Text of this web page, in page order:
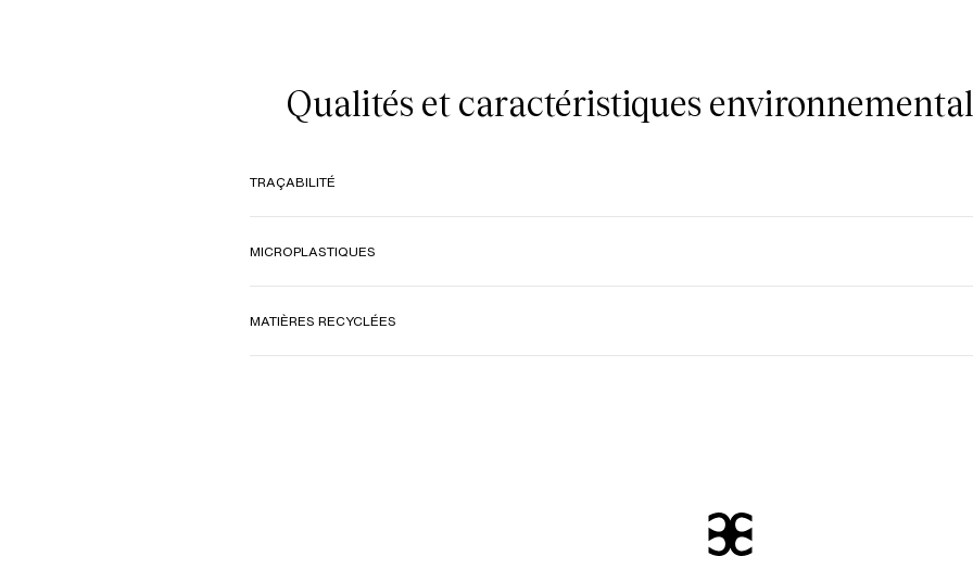
Qualités et caractéristiques
TRAÇABILITÉ
MICROPLASTIQUES
MATIÈRES RECYCLÉES